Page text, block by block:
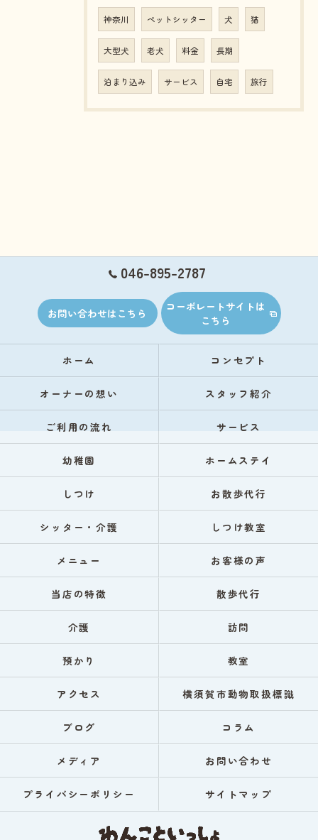
神奈川 ペットシッター 犬 猫
大型犬 老犬 料金 長期
泊まり込み サービス 自宅 旅行
046-895-2787
お問い合わせはこちら
コーポレートサイトは
こちら
ホーム コンセプト
オーナーの想い スタッフ紹介
ご利用の流れ サービス
幼稚園 ホームステイ
しつけ お散歩代行
シッター・介護 しつけ教室
メニュー お客様の声
当店の特徴 散歩代行
介護 訪問
預かり 教室
アクセス 横須賀市動物取扱標識
ブログ コラム
メディア お問い合わせ
プライバシーポリシー サイトマップ